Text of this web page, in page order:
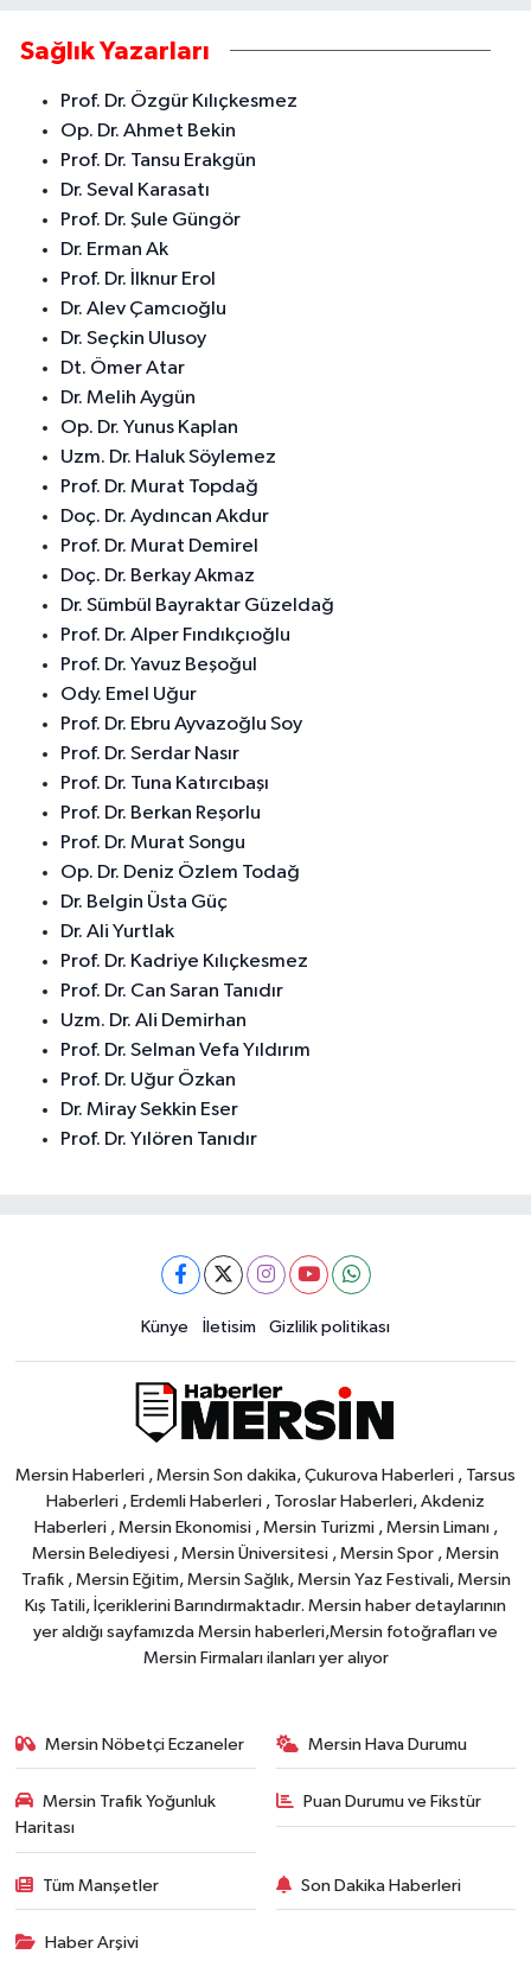
Sağlık Yazarları
Prof. Dr. Özgür Kılıçkesmez
Op. Dr. Ahmet Bekin
Prof. Dr. Tansu Erakgün
Dr. Seval Karasatı
Prof. Dr. Şule Güngör
Dr. Erman Ak
Prof. Dr. İlknur Erol
Dr. Alev Çamcıoğlu
Dr. Seçkin Ulusoy
Dt. Ömer Atar
Dr. Melih Aygün
Op. Dr. Yunus Kaplan
Uzm. Dr. Haluk Söylemez
Prof. Dr. Murat Topdağ
Doç. Dr. Aydıncan Akdur
Prof. Dr. Murat Demirel
Doç. Dr. Berkay Akmaz
Dr. Sümbül Bayraktar Güzeldağ
Prof. Dr. Alper Fındıkçıoğlu
Prof. Dr. Yavuz Beşoğul
Ody. Emel Uğur
Prof. Dr. Ebru Ayvazoğlu Soy
Prof. Dr. Serdar Nasır
Prof. Dr. Tuna Katırcıbaşı
Prof. Dr. Berkan Reşorlu
Prof. Dr. Murat Songu
Op. Dr. Deniz Özlem Todağ
Dr. Belgin Üsta Güç
Dr. Ali Yurtlak
Prof. Dr. Kadriye Kılıçkesmez
Prof. Dr. Can Saran Tanıdır
Uzm. Dr. Ali Demirhan
Prof. Dr. Selman Vefa Yıldırım
Prof. Dr. Uğur Özkan
Dr. Miray Sekkin Eser
Prof. Dr. Yılören Tanıdır
Künye İletisim Gizlilik politikası
Mersin Haberleri , Mersin Son dakika, Çukurova Haberleri , Tarsus
Haberleri , Erdemli Haberleri , Toroslar Haberleri, Akdeniz
Haberleri , Mersin Ekonomisi , Mersin Turizmi , Mersin Limanı ,
Mersin Belediyesi , Mersin Üniversitesi , Mersin Spor , Mersin
Trafik , Mersin Eğitim, Mersin Sağlık, Mersin Yaz Festivali, Mersin
Kış Tatili, İçeriklerini Barındırmaktadır. Mersin haber detaylarının
yer aldığı sayfamızda Mersin haberleri,Mersin fotoğrafları ve
Mersin Firmaları ilanları yer alıyor
Mersin Nöbetçi Eczaneler Mersin Hava Durumu
Mersin Trafik Yoğunluk
Haritası
Puan Durumu ve Fikstür
Tüm Manşetler Son Dakika Haberleri
Haber Arşivi